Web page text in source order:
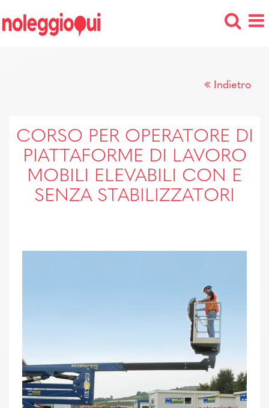
Indietro
CORSO PER OPERATORE DI
PIATTAFORME DI LAVORO
MOBILI ELEVABILI CON E
SENZA STABILIZZATORI